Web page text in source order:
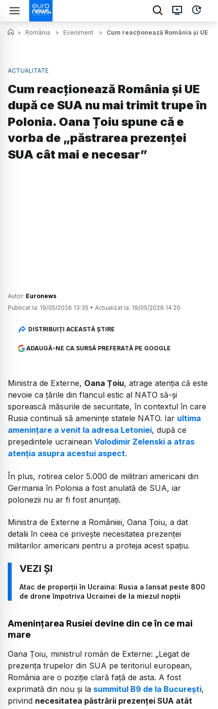
> România > Eveniment > Cum reacționează România și UE
ACTUALITATE
Cum reacționează România și UE
după ce SUA nu mai trimit trupe în
Polonia. Oana Țoiu spune că e
vorba de „păstrarea prezenței
SUA cât mai e necesar”
Autor: Euronews
Publicat la: 19/05/2026 13:35 • Actualizat la: 19/05/2026 14:20
DISTRIBUIȚI ACEASTĂ ȘTIRE
ADAUGĂ-NE CA SURSĂ PREFERATĂ PE GOOGLE
Ministra de Externe, Oana Țoiu, atrage atenția că este
nevoie ca țările din flancul estic al NATO să-și
sporească măsurile de securitate, în contextul în care
Rusia continuă să amenințe statele NATO. Iar ultima
amenințare a venit la adresa Letoniei, după ce
președintele ucrainean Volodimir Zelenski a atras
atenția asupra acestui aspect.
În plus, rotirea celor 5.000 de militrari americani din
Germania în Polonia a fost anulată de SUA, iar
polonezii nu ar fi fost anunțați.
Ministra de Externe a României, Oana Țoiu, a dat
detalii în ceea ce privește necesitatea prezenței
militarilor americani pentru a proteja acest spațiu.
Atac de proporții în Ucraina: Rusia a lansat peste 800
de drone împotriva Ucrainei de la miezul nopții
Amenințarea Rusiei devine din ce în ce mai
mare
Oana Țoiu, ministrul român de Externe: „Legat de
prezența trupelor din SUA pe teritoriul european,
România are o poziție clară față de asta. A fost
exprimată din nou și la summitul B9 de la București,
privind necesitatea păstrării prezenței SUA atât